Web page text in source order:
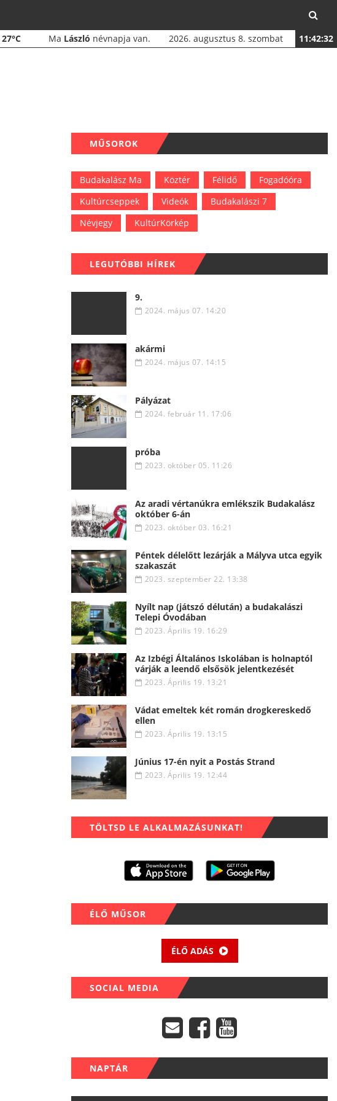
27°C Ma László névnapja van. 2026. augusztus 8. szombat 11:42:33
MŰSOROK
Budakalász Ma Köztér Félidő
Fogadóóra
Kultúrcseppek
Videók
Budakalászi 7
Névjegy
KultúrKörkép
LEGUTÓBBI HÍREK
9.
2024. május 07. 14:20
akármi
2024. május 07. 14:15
Pályázat
2024. február 11. 17:06
próba
2023. október 05. 11:26
Az aradi vértanúkra emlékszik Budakalász
október 6-án
2023. október 03. 16:21
Péntek délelőtt lezárják a Mályva utca egyik
szakaszát
2023. szeptember 22. 13:38
Nyílt nap (játszó délután) a budakalászi
Telepi Óvodában
2023. Április 19. 16:29
Az Izbégi Általános Iskolában is holnaptól
várják a leendő elsősök jelentkezését
2023. Április 19. 13:21
Vádat emeltek két román drogkereskedő
ellen
2023. Április 19. 13:15
Június 17-én nyit a Postás Strand
2023. Április 19. 12:44
TÖLTSD LE ALKALMAZÁSUNKAT!
ÉLŐ MŰSOR
ÉLŐ ADÁS
SOCIAL MEDIA
NAPTÁR